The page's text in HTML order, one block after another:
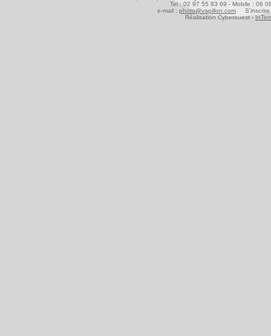
Tel : 02 97 55 83 69 - Mobile : 06
e-mail : photo@vapillon.com S'inscrire
Réalisation Cyberouest -